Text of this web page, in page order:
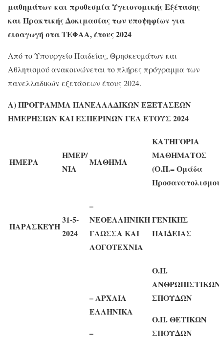
μαθημάτων και προθεσμία Υγειονομικής Εξέτασης
και Πρακτικής Δοκιμασίας των υποψηφίων για
εισαγωγή στα ΤΕΦΑΑ, έτους 2024
Από το Υπουργείο Παιδείας, Θρησκευμάτων και
Αθλητισμού ανακοινώνεται το πλήρες πρόγραμμα των
πανελλαδικών εξετάσεων έτους 2024.
Α) ΠΡΟΓΡΑΜΜΑ ΠΑΝΕΛΛΑΔΙΚΩΝ ΕΞΕΤΑΣΕΩΝ
ΗΜΕΡΉΣΙΩΝ ΚΑΙ ΕΣΠΕΡΙΝΏΝ ΓΕΛ ΕΤΟΥΣ 2024
ΗΜΕΡΑ
ΗΜΕΡ/
ΝΙΑ
ΜΑΘΗΜΑ
ΚΑΤΗΓΟΡΙΑ
ΜΑΘΗΜΑΤΟΣ
(Ο.Π.= Ομάδα
ΠΑΡΑΣΚΕΥΗ
31-5-
2024
–
ΝΕΟΕΛΛΗΝΙΚΗ
ΓΛΩΣΣΑ ΚΑΙ
ΛΟΓΟΤΕΧΝΙΑ
ΓΕΝΙΚΗΣ
ΠΑΙΔΕΙΑΣ
– ΑΡΧΑΙΑ
ΕΛΛΗΝΙΚΑ
–
Ο.Π.
ΣΠΟΥΔΩΝ
Ο.Π. ΘΕΤΙΚΩΝ
ΣΠΟΥΔΩΝ